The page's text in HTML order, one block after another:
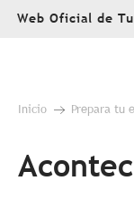
AllerWeb Oficial de
Inicio Prepara tu